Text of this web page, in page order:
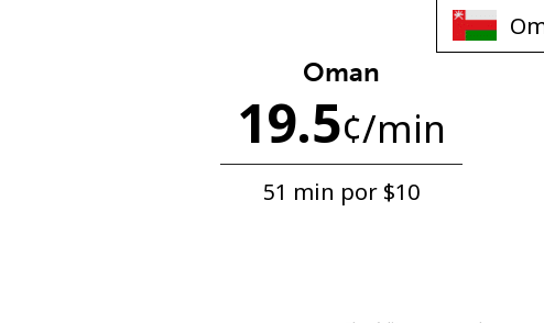
Oman
19.5¢/min
51 min por ⁦$10⁩